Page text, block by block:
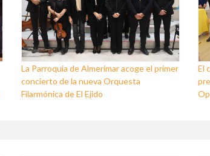
La Parroquia de Almerimar acoge el primer
concierto de la nueva Orquesta
Filarmónica de El Ejido
El